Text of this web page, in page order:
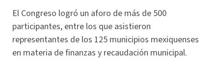
El Congreso logró un aforo de más de 500
participantes, entre los que asistieron
representantes de los 125 municipios mexiquenses
en materia de finanzas y recaudación municipal.